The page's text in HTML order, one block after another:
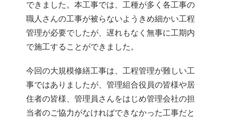
できました。本工事では、工種が多く各工事の
職人さんの工事が被らないようきめ細かい工程
管理が必要でしたが、遅れもなく無事に工期内
で施工することができました。
今回の大規模修繕工事は、工程管理が難しい工
事ではありましたが、管理組合役員の皆様や居
住者の皆様、管理員さんをはじめ管理会社の担
当者のご協力がなければできなかった工事だと